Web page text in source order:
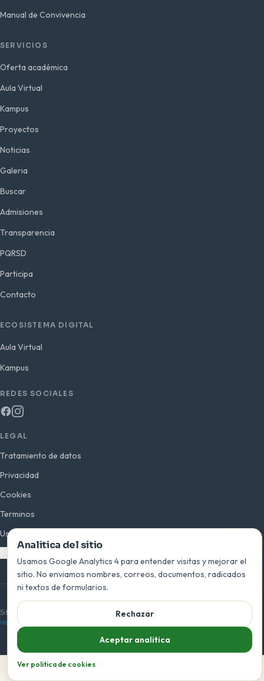
Manual de Convivencia
SERVICIOS
Oferta académica
Aula Virtual
Kampus
Proyectos
Noticias
Galeria
Buscar
Admisiones
Transparencia
PQRSD
Participa
Contacto
ECOSISTEMA DIGITAL
Aula Virtual
Kampus
REDES SOCIALES
LEGAL
Tratamiento de datos
Privacidad
Cookies
Terminos
Uso de imagen
© 2026 INEPLAVI · San Bernardo del Viento, Córdoba · Colombia
Sitio oficial de la Institución Educativa Playas del Viento —
ieplayasdelviento.edu.co
Analitica del sitio
Usamos Google Analytics 4 para entender visitas y mejorar el
sitio. No enviamos nombres, correos, documentos, radicados
ni textos de formularios.
Rechazar
Aceptar analitica
Ver politica de cookies